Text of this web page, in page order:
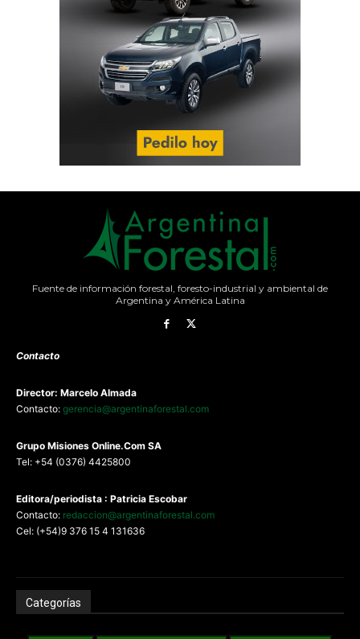
Fuente de información forestal, foresto-industrial y ambiental de
Argentina y América Latina
Contacto
Director: Marcelo Almada
Contacto: gerencia@argentinaforestal.com
Grupo Misiones Online.Com SA
Tel: +54 (0376) 4425800
Editora/periodista : Patricia Escobar
Contacto: redaccion@argentinaforestal.com
Cel: (+54)9 376 15 4 131636
Categorías